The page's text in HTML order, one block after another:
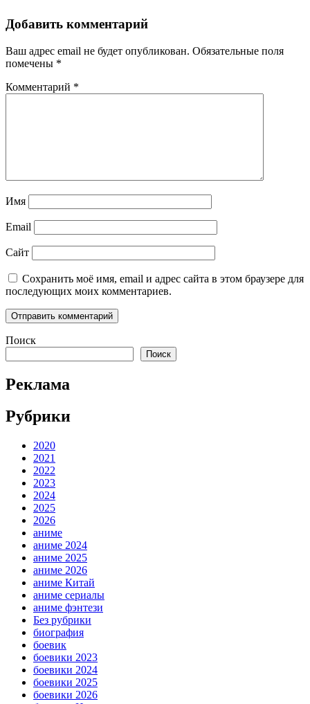
Добавить комментарий
Ваш адрес email не будет опубликован. Обязательные поля
помечены *
Комментарий *
Имя
Email
Сайт
Сохранить моё имя, email и адрес сайта в этом браузере для
последующих моих комментариев.
Поиск
Поиск
Реклама
Рубрики
2020
2021
2022
2023
2024
2025
2026
аниме
аниме 2024
аниме 2025
аниме 2026
аниме Китай
аниме сериалы
аниме фэнтези
Без рубрики
биография
боевик
боевики 2023
боевики 2024
боевики 2025
боевики 2026